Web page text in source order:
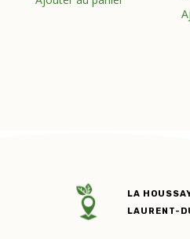
LA
LAURENT-